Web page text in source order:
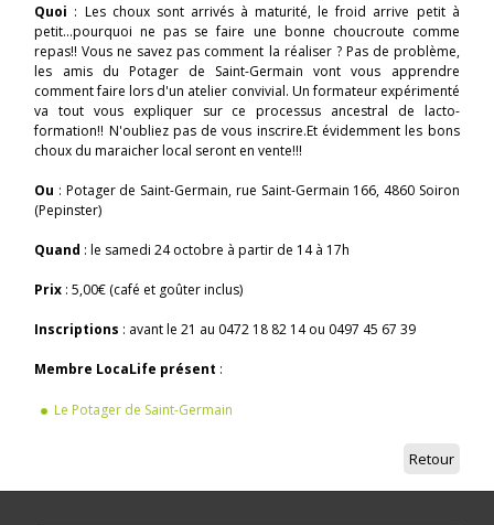
Quoi : Les choux sont arrivés à maturité, le froid arrive petit à
petit...pourquoi ne pas se faire une bonne choucroute comme
repas!! Vous ne savez pas comment la réaliser ? Pas de problème,
les amis du Potager de Saint-Germain vont vous apprendre
comment faire lors d'un atelier convivial. Un formateur expérimenté
va tout vous expliquer sur ce processus ancestral de lacto-
formation!! N'oubliez pas de vous inscrire.Et évidemment les bons
choux du maraicher local seront en vente!!!
Ou : Potager de Saint-Germain, rue Saint-Germain 166, 4860 Soiron
(Pepinster)
Quand : le samedi 24 octobre à partir de 14 à 17h
Prix : 5,00€ (café et goûter inclus)
Inscriptions : avant le 21 au 0472 18 82 14 ou 0497 45 67 39
Membre LocaLife présent :
Le Potager de Saint-Germain
Retour